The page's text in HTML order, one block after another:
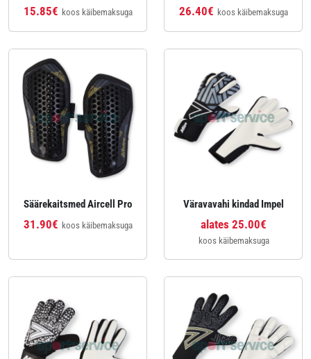
15.85€ koos käibemaksuga 26.40€ koos käibemaksuga
Säärekaitsmed Aircell Pro
31.90€ koos käibemaksuga
Väravavahi kindad Impel
alates 25.00€
koos käibemaksuga